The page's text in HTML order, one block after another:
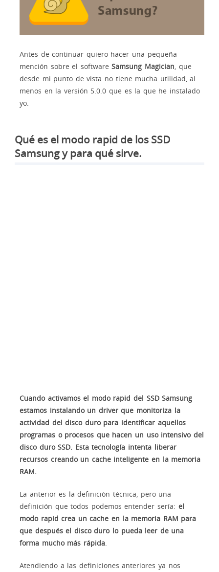
Antes de continuar quiero hacer una pequeña
mención sobre el softwareSamsung Magician, que
desde mi punto de vista no tiene mucha utilidad, al
menos en la versión 5.0.0 que es la que he instalado
yo.
Qué es el modo rapid de los SSD
Samsung y para qué sirve.
Cuando activamos el modo rapid del SSD Samsung
estamos instalando un driver que monitoriza la
actividad del disco duro para identificar aquellos
programas o procesos que hacen un uso intensivo del
disco duro SSD. Esta tecnología intenta liberar
recursos creando un cache inteligente en la memoria
RAM.
La anterior es la definición técnica, pero una
definición que todos podemos entender sería: el
modo rapid crea un cache en la memoria RAM para
que después el disco duro lo pueda leer de una
forma mucho más rápida.
Atendiendo a las definiciones anteriores ya nos